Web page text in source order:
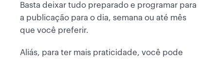
Basta deixar tudo preparado e programar para
a publicação para o dia, semana ou até mês
que você preferir.
Aliás, para ter mais praticidade, você pode